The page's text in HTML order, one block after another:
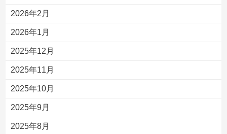
2026年2月
2026年1月
2025年12月
2025年11月
2025年10月
2025年9月
2025年8月